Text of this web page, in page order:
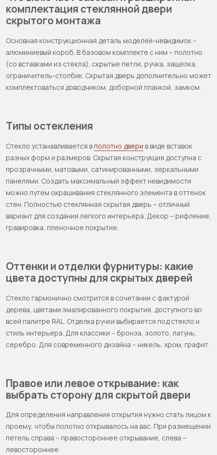
комплектация стеклянной двери
скрытого монтажа
Основная конструкционная деталь моделей-невидимок –
алюминиевый короб. В базовом комплекте с ним – полотно
(со вставками из стекла), скрытые петли, ручка, защелка,
ограничитель-столбик. Скрытая дверь дополнительно может
комплектоваться доводчиком, доборной планкой, замком.
Типы остекления
Стекло устанавливается вполотно двери в виде вставок
разных форм и размеров. Скрытая конструкция доступна с
прозрачными, матовыми, сатинированными, зеркальными
панелями. Создать максимальный эффект невидимости
можно путем окрашивания стеклянного элемента в оттенок
стен. Полностью стеклянная скрытая дверь – отличный
вариант для создания легкого интерьера. Декор – рифление,
гравировка, пленочное покрытие.
Оттенки и отделки фурнитуры: какие
цвета доступны для скрытых дверей
Стекло гармонично смотрится в сочетании с фактурой
дерева, цветами эмалированного покрытия, доступного во
всей палитре RAL. Отделка ручки выбирается под стекло и
стиль интерьера. Для классики – бронза, золото, латунь,
серебро. Для современного дизайна – никель, хром, графит.
Правое или левое открывание: как
выбрать сторону для скрытой двери
Для определения направления открытия нужно стать лицом к
проему, чтобы полотно открывалось на вас. При размещении
петель справа – правостороннее открывание, слева –
левостороннее.